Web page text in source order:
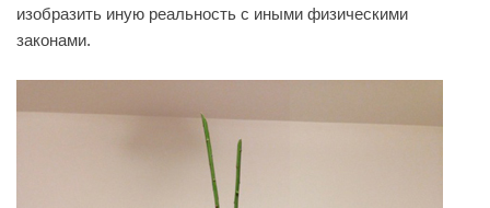
изобразить иную реальность с иными физическими
законами.